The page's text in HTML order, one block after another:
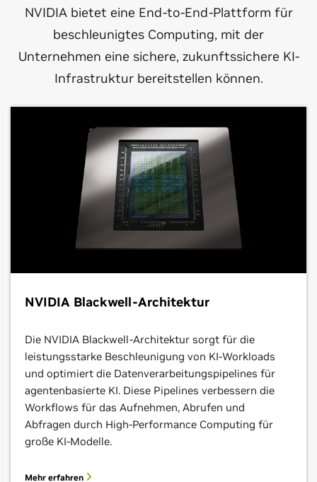
NVIDIA bietet eine End-to-End-Plattform für
beschleunigtes Computing, mit der
Unternehmen eine sichere, zukunftssichere KI-
Infrastruktur bereitstellen können.
NVIDIA Blackwell-Architektur
Die NVIDIA Blackwell-Architektur sorgt für die
leistungsstarke Beschleunigung von KI-Workloads
und optimiert die Datenverarbeitungspipelines für
agentenbasierte KI. Diese Pipelines verbessern die
Workflows für das Aufnehmen, Abrufen und
Abfragen durch High-Performance Computing für
große KI-Modelle.
Mehr erfahren